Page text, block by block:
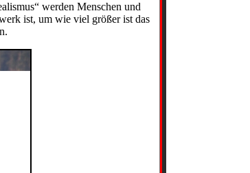
werden Menschen und
ist, um wie viel größer ist das